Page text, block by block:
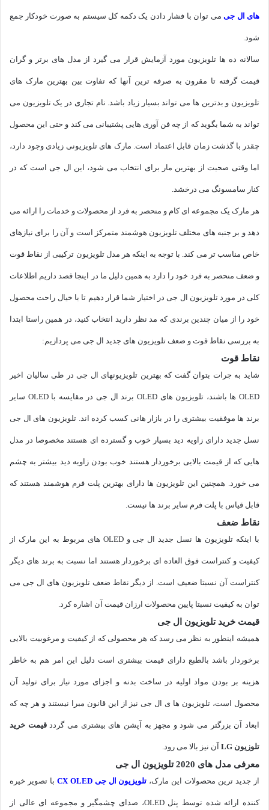
های ال جیمی توان با فشار دادن یک دکمه کل سیستم به صورت خودکار جمع
شود.
سالانه ده ها تلویزیون مورد آزمایش قرار می گیرد از مدل های برتر و گران
قیمت گرفته تا مقرون به صرفه ترین آنها که تفاوت بین بهترین مارک های
تلویزیون و بدترین ها می تواند بسیار زیاد باشد. نام تجاری در یک تلویزیون می
تواند به شما بگوید که از چه فن آوری هایی پشتیبانی می کند و حتی این محصول
چقدر با گذشت زمان قابل اعتماد است. مارک های تلویزیونی زیادی وجود دارد،
اما وقتی صحبت از بهترین مار برای انتخاب می شود، این ال جی است که در
کنار سامسونگ می درخشد.
هر مارک یک مجموعه ای کام و منحصر به فرد از محصولات و خدمات را ارائه می
دهد و بر جنبه های مختلف تلویزیون هوشمند متمرکز است و آن را برای نیازهای
خاص مناسب تر می کند. با توجه به اینکه هر مدل تلویزیون ترکیبی از نقاط قوت
و ضعف منحصر به فرد خود را دارد به همین دلیل ما در اینجا قصد داریم اطلاعات
کلی در مورد تلویزیون ال جی در اختیار شما قرار دهیم تا با خیال راحت محصول
خود را از میان چندین برندی که مد نظر دارید انتخاب کنید، در همین راستا ابتدا
به بررسی نقاط قوت و ضعف تلویزیون های جدید ال جی می پردازیم:
نقاط قوت
شاید به جرات بتوان گفت که بهترین تلویزیونهای ال جی در طی سالیان اخیر
OLED ها باشند، تلویزیون های OLED برند ال جی در مقایسه با OLED سایر
برند ها موفقیت بیشتری را در بازار هانی کسب کرده اند. تلویزیون های ال جی
نسل جدید دارای زاویه دید بسیار خوب و گسترده ای هستند مخصوصا در مدل
هایی که از قیمت بالایی برخوردار هستند خوب بودن زاویه دید بیشتر به چشم
می خورد. همچنین این تلویزیون ها دارای بهترین پلت فرم هوشمند هستند که
قابل قیاس با پلت فرم سایر برند ها نیست.
نقاط ضعف
با اینکه تلویزیون ها نسل جدید ال جی و OLED های مربوط به این مارک از
کیفیت و کنتراست فوق العاده ای برخوردار هستند اما نسبت به برند های دیگر
کنتراست آن نسبتا ضعیف است. از دیگر نقاط ضعف تلویزیون های ال جی می
توان به کیفیت نسبتا پایین محصولات ارزان قیمت آن اشاره کرد.
قیمت خرید تلویزیون ال جی
همیشه اینطور به نظر می رسد که هر محصولی که از کیفیت و مرغوبیت بالایی
برخوردار باشد بالطبع دارای قیمت بیشتری است دلیل این امر هم به خاطر
هزینه بر بودن مواد اولیه در ساخت بدنه و اجزای مورد نیاز برای تولید آن
محصول است، تلویزیون ها ی ال جی نیز از این قانون مبرا نیستند و هر چه که
ابعاد آن بزرگتر می شود و مجهز به آپشن های بیشتری می گرددقیمت خرید
تلوزیون LG آن نیز بالا می رود.
معرفی مدل های 2020 تلویزیون ال جی
از جدید ترین محصولات این مارک، تلویزیون ال جی CX OLED با تصویر خیره
کننده ارائه شده توسط پنل OLED، صدای چشمگیر و مجموعه ای عالی از